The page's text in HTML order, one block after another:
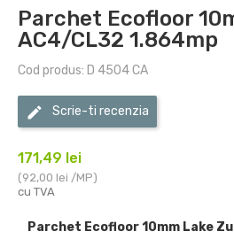
Parchet Ecofloor
AC4/CL32 1.864mp
Cod produs: D 4504 CA
Scrie-ti recenzia
171,49 lei
(92,00 lei /MP)
cu TVA
Parchet Ecofloor 10mm Lake